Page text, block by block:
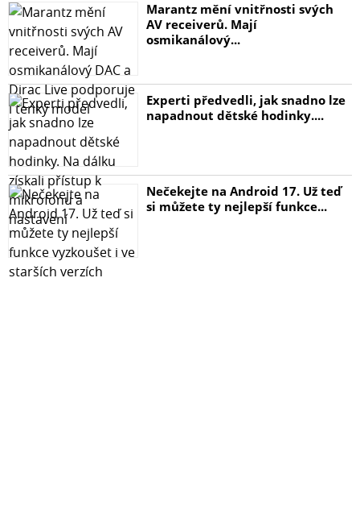
Marantz mění vnitřnosti svých
AV receiverů. Mají
osmikanálový...
Experti předvedli, jak snadno lze
napadnout dětské hodinky....
Nečekejte na Android 17. Už teď
si můžete ty nejlepší funkce...